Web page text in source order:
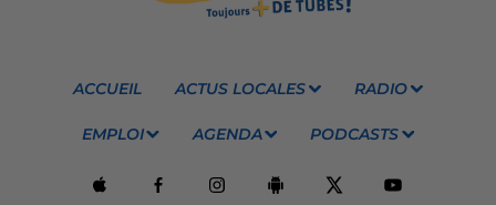
ACCUEIL ACTUS LOCALES RADIO
EMPLOI AGENDA PODCASTS